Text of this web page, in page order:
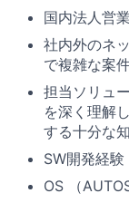
国内法⼈営
社内外のネ
で複雑な案
担当ソリュ
を深く理解
する⼗分な
SW開発経験
OS （